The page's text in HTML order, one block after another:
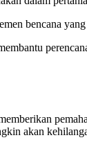
bencana
akan